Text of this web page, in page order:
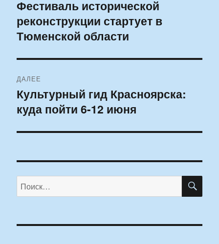
записям
Предыдущая
запись:
Фестиваль исторической
реконструкции стартует в
Тюменской области
ДАЛЕЕ
Следующая
запись:
Культурный гид Красноярска:
куда пойти 6-12 июня
Искать: